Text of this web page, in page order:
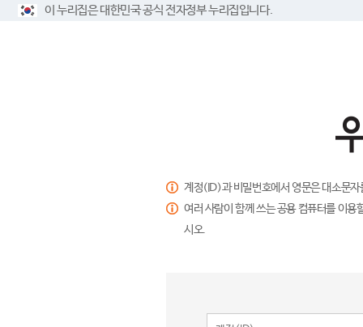
이 누리집은 대한민국 공식 전자정부 누리집입니다.
계정(ID)과 비밀번호에서 영문은 대소문
여러 사람이 함께 쓰는 공용 컴퓨터를 이
시오.